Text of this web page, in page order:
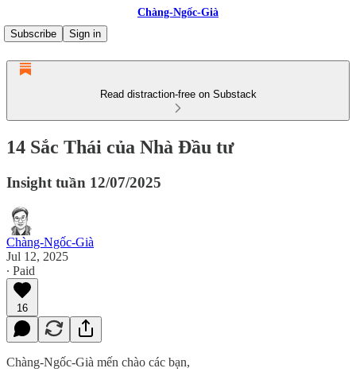
Chàng-Ngốc-Già
Subscribe
Sign in
Read distraction-free on Substack
14 Sắc Thái của Nhà Đầu tư
Insight tuần 12/07/2025
Chàng-Ngốc-Già
Jul 12, 2025
∙ Paid
16
Chàng-Ngốc-Già mến chào các bạn,